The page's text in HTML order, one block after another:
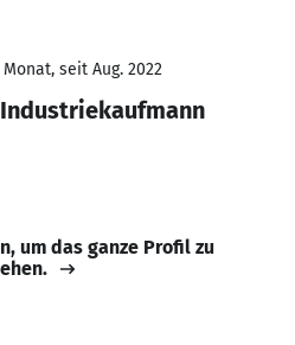
seit Aug. 2022
um das ganze Profil zu